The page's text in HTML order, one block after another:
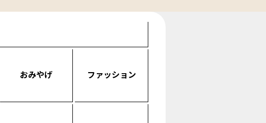
おみやげ ファッション